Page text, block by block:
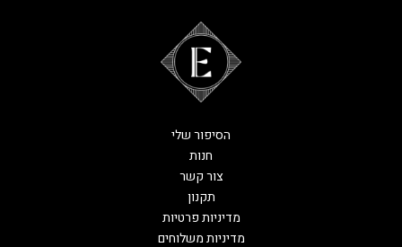
הסיפור שלי
חנות
צור קשר
תקנון
מדיניות פרטיות
מדיניות משלוחים